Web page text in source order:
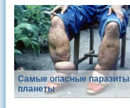
Самые опасные паразиты
планеты